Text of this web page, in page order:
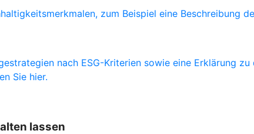
zum Beispiel eine Beschreibung
nach ESG-Kriterien sowie eine Erklärung
Sie hier.
lassen